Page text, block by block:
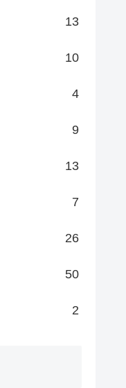
13
10
4
9
13
7
26
50
2